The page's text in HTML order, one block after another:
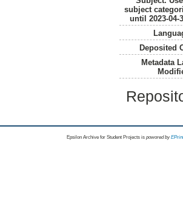
subject
until 2023-04-
Deposited
Metadata
Epsilon Archive for Student Projects is powored by